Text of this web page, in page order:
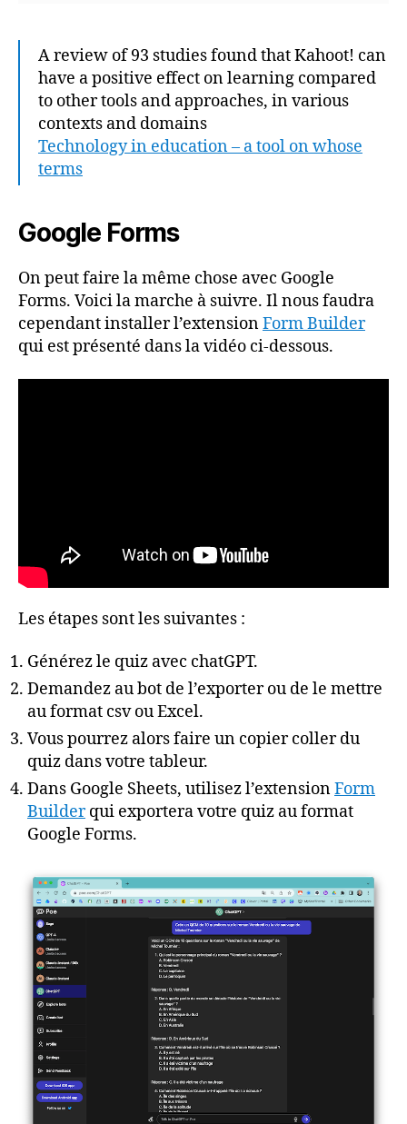
A review of 93 studies found that Kahoot! can
have a positive effect on learning compared
to other tools and approaches, in various
contexts and domains
Technology in education – a tool on whose
terms
Google Forms
On peut faire la même chose avec Google
Forms. Voici la marche à suivre. Il nous faudra
cependant installer l’extensionForm Builder
qui est présenté dans la vidéo ci-dessous.
Les étapes sont les suivantes :
Générez le quiz avec chatGPT.
Demandez au bot de l’exporter ou de le mettre
au format csv ou Excel.
Vous pourrez alors faire un copier coller du
quiz dans votre tableur.
Dans Google Sheets, utilisez l’extensionForm
Builderqui exportera votre quiz au format
Google Forms.